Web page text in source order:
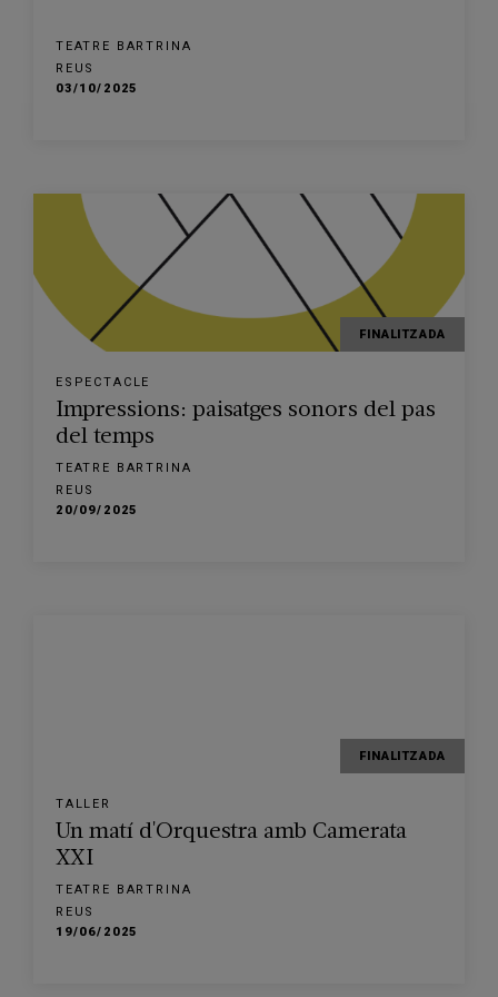
TEATRE BARTRINA
REUS
03/10/2025
FINALITZADA
ESPECTACLE
Impressions: paisatges sonors del pas
del temps
TEATRE BARTRINA
REUS
20/09/2025
FINALITZADA
TALLER
Un matí d'Orquestra amb Camerata
XXI
TEATRE BARTRINA
REUS
19/06/2025